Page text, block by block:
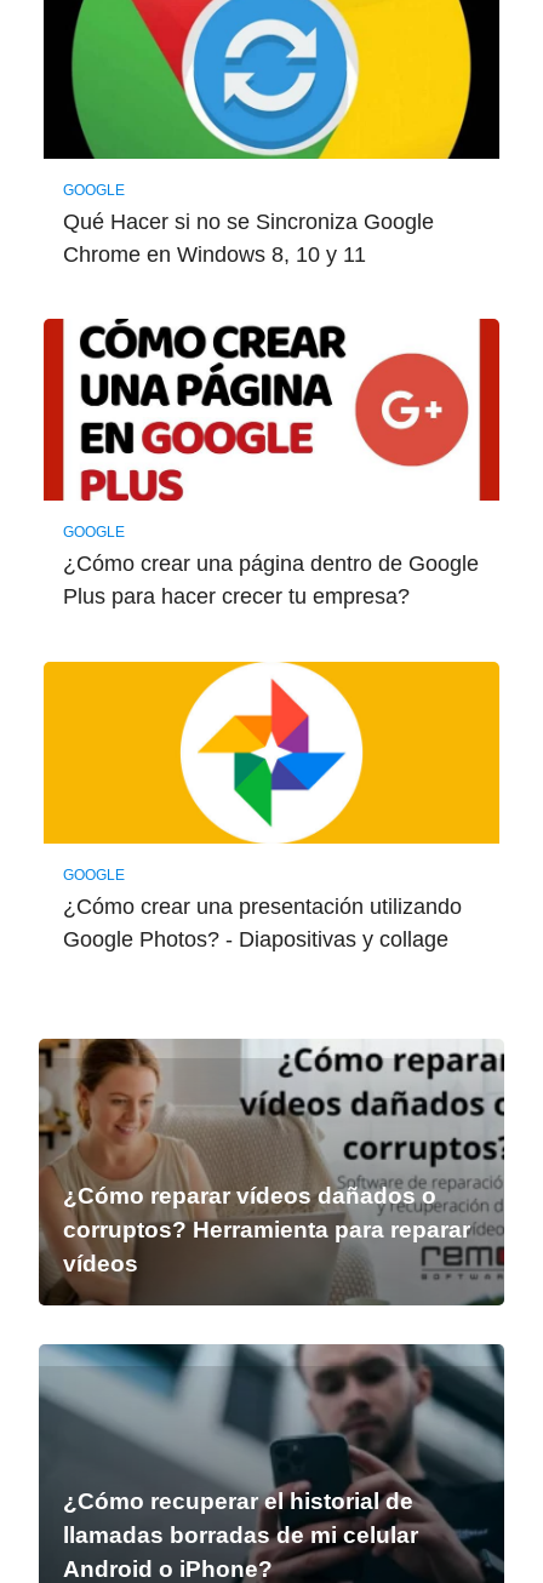
GOOGLE
Qué Hacer si no se Sincroniza Google
Chrome en Windows 8, 10 y 11
GOOGLE
¿Cómo crear una página dentro de Google
Plus para hacer crecer tu empresa?
GOOGLE
¿Cómo crear una presentación utilizando
Google Photos? - Diapositivas y collage
¿Cómo reparar vídeos dañados o
corruptos? Herramienta para reparar
vídeos
¿Cómo recuperar el historial de
llamadas borradas de mi celular
Android o iPhone?